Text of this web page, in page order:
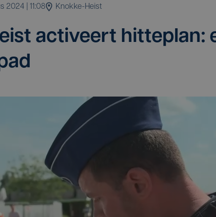
2024 | 11:08 Knokke-Heist
acti­veert hit­te­plan: